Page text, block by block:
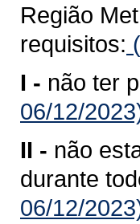
Região
requisitos:
I - não ter
06/12/
II - não
durante
06/12/